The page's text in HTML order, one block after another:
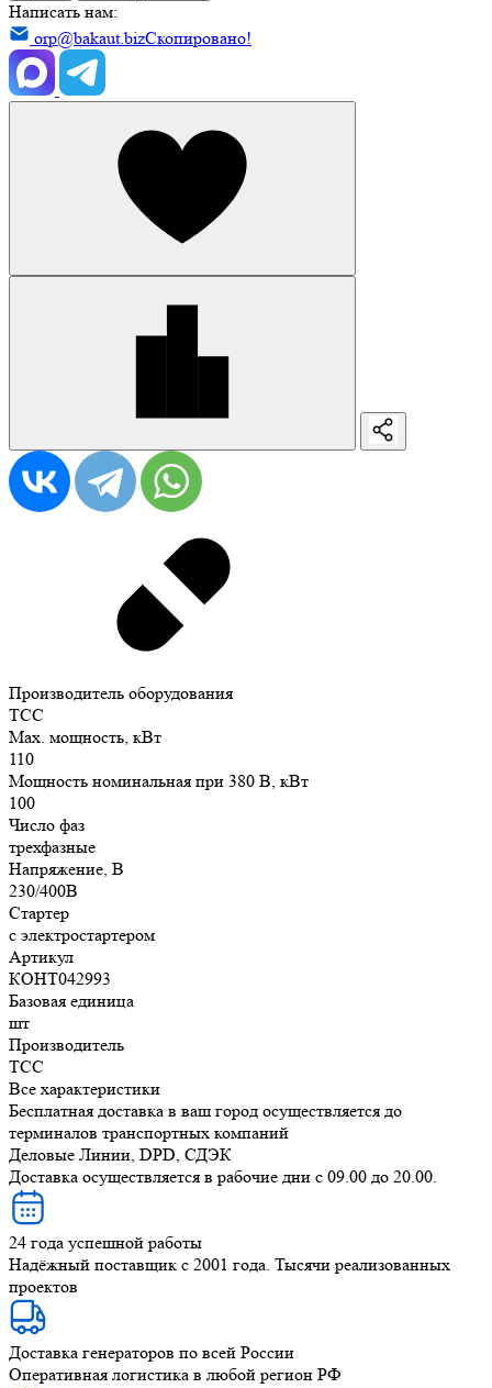
Написать нам:
orp@bakaut.bizСкопировано!
Производитель оборудования
ТСС
Max. мощность, кВт
110
Мощность номинальная при 380 В, кВт
100
Число фаз
трехфазные
Напряжение, В
230/400В
Стартер
с электростартером
Артикул
КОНТ042993
Базовая единица
шт
Производитель
ТСС
Все характеристики
Бесплатная доставка в ваш город осуществляется до
терминалов транспортных компаний
Деловые Линии, DPD, СДЭК
Доставка осуществляется в рабочие дни с 09.00 до 20.00.
24 года успешной работы
Надёжный поставщик с 2001 года. Тысячи реализованных
проектов
Доставка генераторов по всей России
Оперативная логистика в любой регион РФ